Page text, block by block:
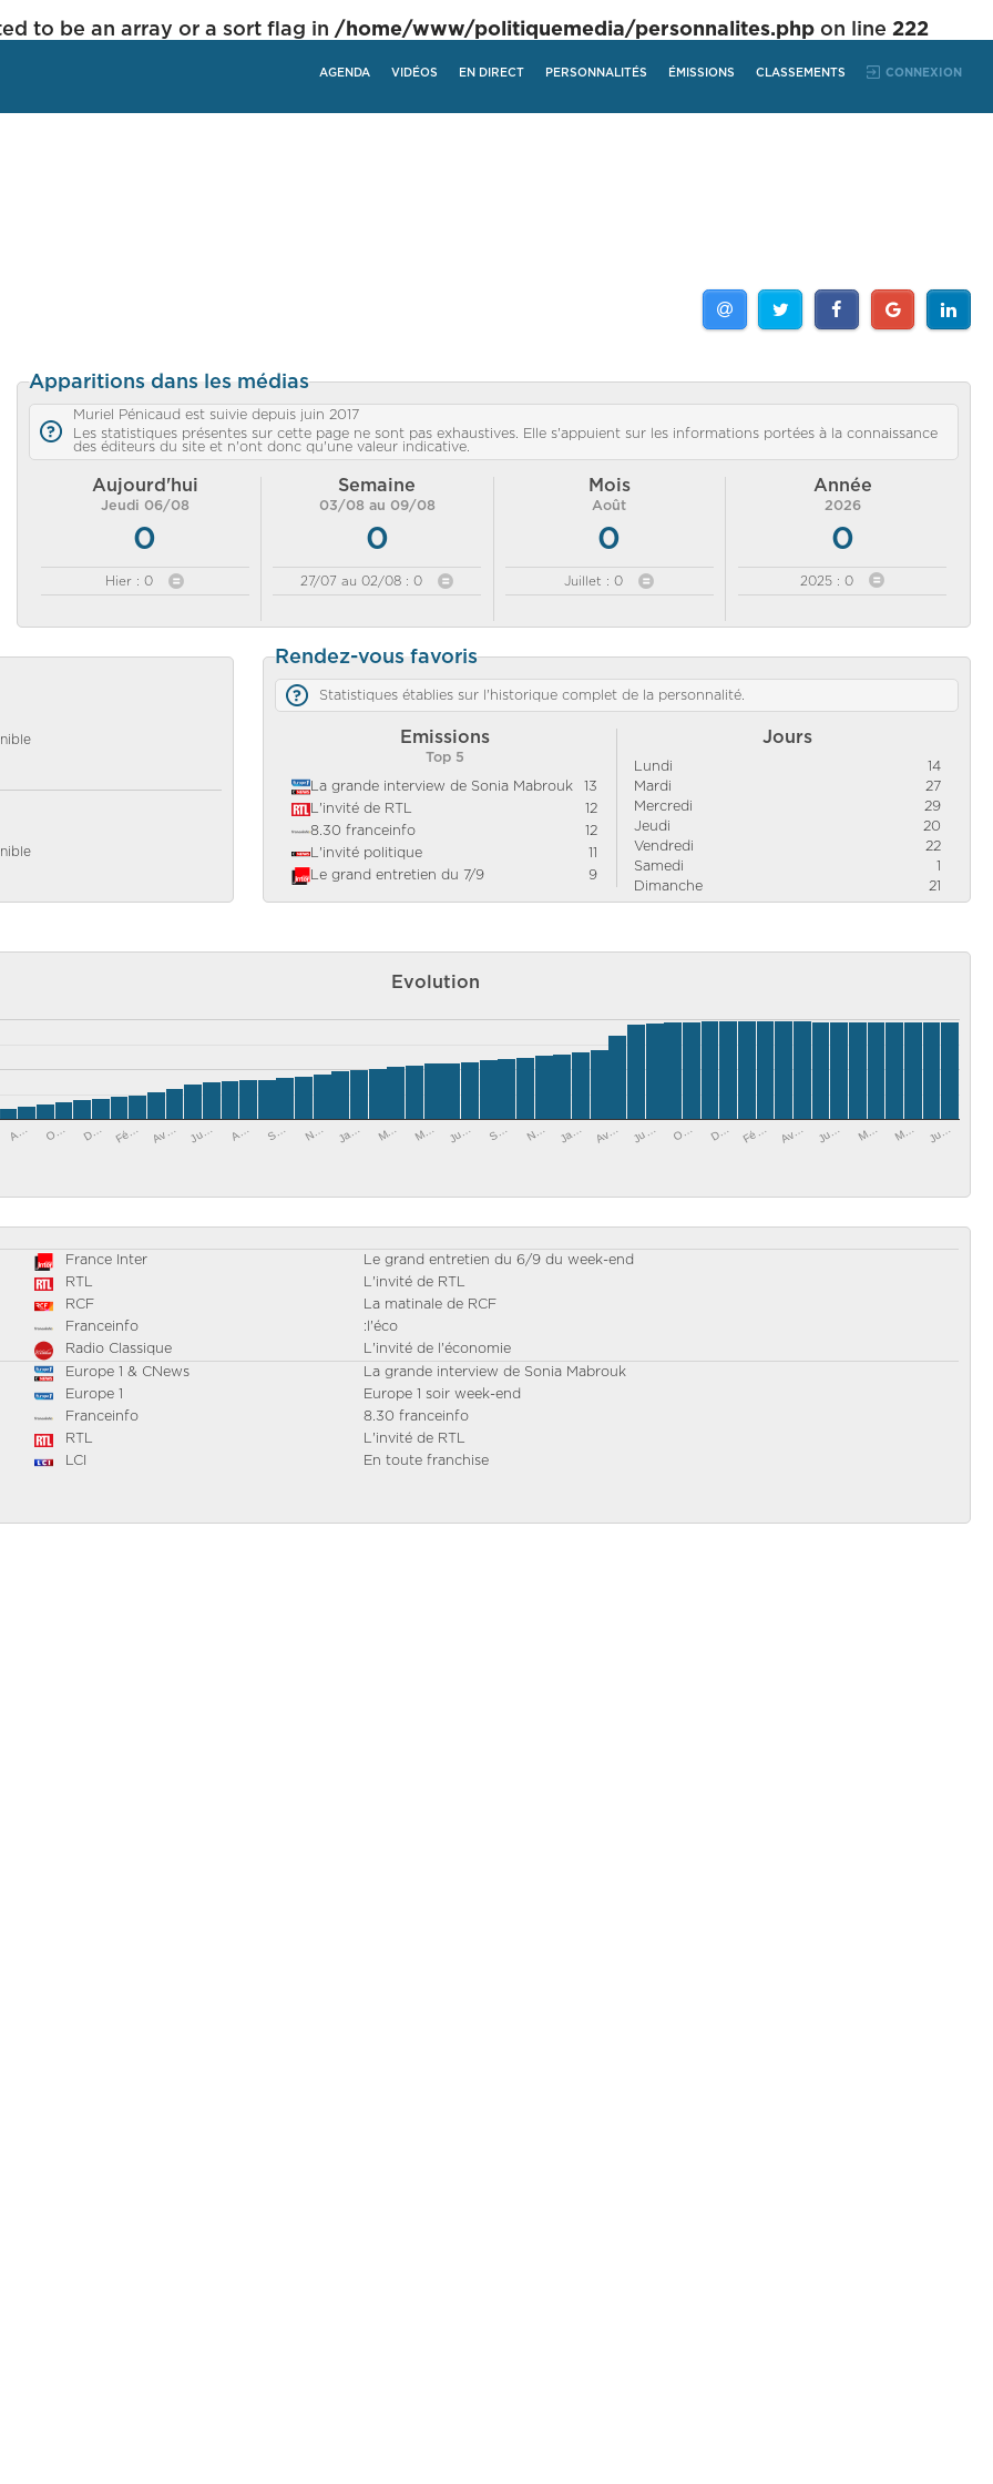
to be an array or a sort flag in /home/www/politiquemedia/personnalites.php on line 222
AGENDA VIDÉOS EN DIRECT PERSONNALITÉS ÉMISSIONS CLASSEMENTS CONNEXION
Apparitions dans les médias
Muriel Pénicaud est suivie depuis juin 2017
Les statistiques présentes sur cette page ne sont pas exhaustives. Elle s'appuient sur les informations portées à la connaissance
des éditeurs du site et n'ont donc qu'une valeur indicative.
Aujourd'hui
Jeudi 06/08
0
Hier : 0
Semaine
03/08 au 09/08
0
27/07 au 02/08 : 0
Mois
Août
0
Juillet : 0
Année
2026
0
2025 : 0
Rendez-vous favoris
Statistiques établies sur l'historique complet de la personnalité.
Emissions
Top 5
La grande interview de Sonia Mabrouk
13
L'invité de RTL
12
8.30 franceinfo
12
L'invité politique
11
Le grand entretien du 7/9
9
Jours
Lundi
14
Mardi
27
Mercredi
29
Jeudi
20
Vendredi
22
Samedi
1
Dimanche
21
Evolution
A… O… D… Fé… Av… Ju… A… S… N… Ja… M… M… Ju… S… N… Ja… Av… Ju… O… D… Fé… Av… Ju… M… M… Ju…
France Inter
Le grand entretien du 6/9 du week-end
RTL
L'invité de RTL
RCF
La matinale de RCF
Franceinfo
:l'éco
Radio Classique
L'invité de l'économie
Europe 1 & CNews
La grande interview de Sonia Mabrouk
Europe 1
Europe 1 soir week-end
Franceinfo
8.30 franceinfo
RTL
L'invité de RTL
LCI En toute franchise